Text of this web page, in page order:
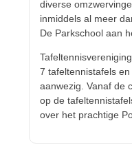
diverse
inmiddels al meer
De Parkschool aan
7 tafeltennistafels
aanwezig. Vanaf de
op de
over het prachtige